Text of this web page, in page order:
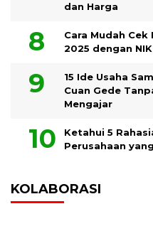
dan Harga
Cara Mudah
2025 dengan
15 Ide Usaha
Cuan Gede
Mengajar
Ketahui 5
Perusahaan
KOLABORASI